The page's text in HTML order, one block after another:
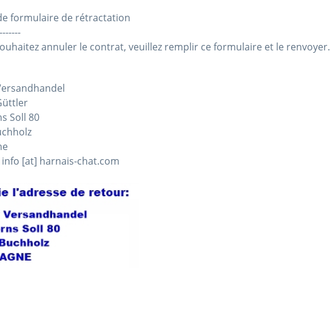
formulaire de rétractation
annuler le contrat, veuillez remplir ce formulaire et le renvoyer.
Soll 80
[at] harnais-chat.com